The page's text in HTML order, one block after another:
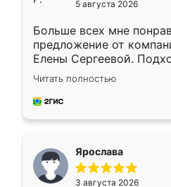
5 августа 2026
Больше всех мне
предложение от
Елены Сергеевой.
короткие сроки
для замера сотрудник
предложил по моему
Читать полностью
Ярослава
3 августа 2026